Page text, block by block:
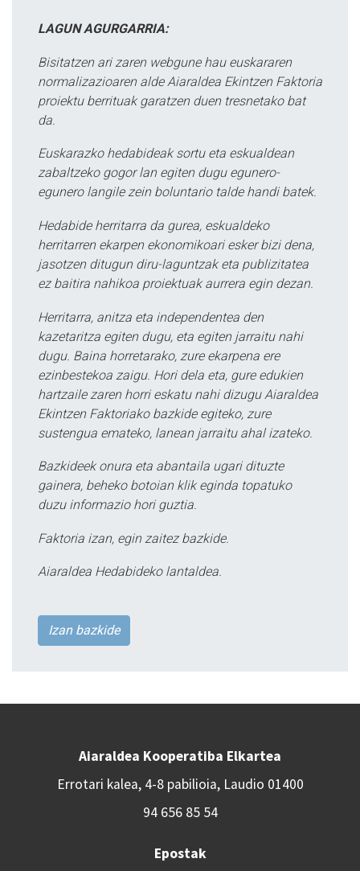
LAGUN AGURGARRIA:
Bisitatzen ari zaren webgune hau euskararen
normalizazioaren alde Aiaraldea Ekintzen Faktoria
proiektu berrituak garatzen duen tresnetako bat
da.
Euskarazko hedabideak sortu eta eskualdean
zabaltzeko gogor lan egiten dugu egunero-
egunero langile zein boluntario talde handi batek.
Hedabide herritarra da gurea, eskualdeko
herritarren ekarpen ekonomikoari esker bizi dena,
jasotzen ditugun diru-laguntzak eta publizitatea
ez baitira nahikoa proiektuak aurrera egin dezan.
Herritarra, anitza eta independentea den
kazetaritza egiten dugu, eta egiten jarraitu nahi
dugu. Baina horretarako, zure ekarpena ere
ezinbestekoa zaigu. Hori dela eta, gure edukien
hartzaile zaren horri eskatu nahi dizugu Aiaraldea
Ekintzen Faktoriako bazkide egiteko, zure
sustengua emateko, lanean jarraitu ahal izateko.
Bazkideek onura eta abantaila ugari dituzte
gainera, beheko botoian klik eginda topatuko
duzu informazio hori guztia.
Faktoria izan, egin zaitez bazkide.
Aiaraldea Hedabideko lantaldea.
Izan bazkide
Aiaraldea Kooperatiba Elkartea
Errotari kalea, 4-8 pabilioia, Laudio 01400
94 656 85 54
Epostak